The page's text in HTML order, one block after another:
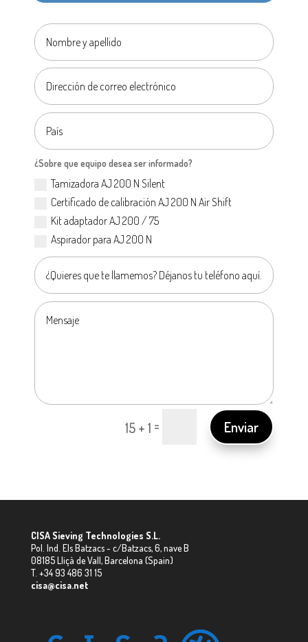
¿Sobre que equipo desea ser informado?
Tamizadora AJ 200 N Silent
Certificado de calibración AJ 200 N Air Shift
Kit adaptador AJ 200 / 75
Aspirador para AJ 200 N
15 + 1 = Enviar
CISA Sieving Technologies S.L.
Pol. Ind. Els Batzacs - c/Batzacs, 6, nave B
08185 Lliçà de Vall, Barcelona (Spain)
T. +34 93 486 31 15
cisa@cisa.net